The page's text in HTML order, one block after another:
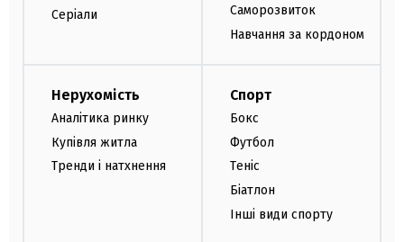
Серіали
Саморозвиток
Навчання за кордоном
Нерухомість
Аналітика ринку
Купівля житла
Тренди і натхнення
Спорт
Бокс
Футбол
Теніс
Біатлон
Інші види спорту